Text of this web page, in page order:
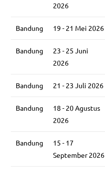
2026
Bandung 19 - 21 Mei 2026
Bandung
23 - 25 Juni
2026
Bandung 21 - 23 Juli 2026
Bandung
18 - 20 Agustus
2026
Bandung
15 - 17
September 2026